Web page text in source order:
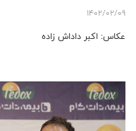
1402/02/09
عکاس: اکبر داداش زاده